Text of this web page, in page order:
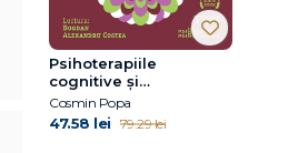
Psihoterapiile
cognitive și
comportamentale în
tulburările de
personalitate. Aplicații
Cosmin Popa
47.58 lei 79.29 lei